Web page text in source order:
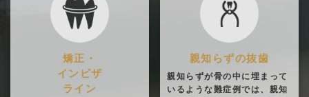
矯正・
インビザ
ライン
親知らずの抜歯
親知らずが骨の中に埋まって
いるような難症例では、親知